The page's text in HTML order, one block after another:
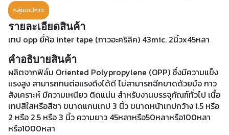
กลุ่มเทปกาว
รายละเอียดสินค้า
เทป opp ยี่ห้อ inter tape (กาวอะคริลิค) 43mic. 2นิ้วx45หลา
คำอธิบายสินค้า
ผลิตจากฟิล์ม Oriented Polypropylene (OPP) ซึ่งมีความแข็ง
แรงสูง สามารถทนต่อแรงดึงได้ดี ไม่สามารถฉีกขาดด้วยมือ กาว
สังเคราะห์ มีความเหนียว ติดแน่น สำหรับงานบรรจุภัณฑ์ทั่วไป เนื้อ
เทปสีใสหรือสีชา ขนาดแกนเทป 3 นิ้ว ขนาดหน้าเทปกว้าง 1.5 หรือ
2 หรือ 2.5 หรือ 3 นิ้ว ความยาว 45หลาหรือ50หลาหรือ100หลา
หรือ1000หลา